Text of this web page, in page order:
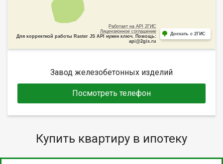
Работает на API 2ГИС
Лицензионное соглашение
Для корректной работы Raster JS API нужен ключ. Помощь:
api@2gis.ru
Доехать с 2ГИС
Завод железобетонных изделий
Посмотреть телефон
Купить квартиру в ипотеку